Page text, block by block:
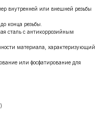
внутренней или внешней резьбы
конца резьбы.
сталь с антикоррозийным
материала, характеризующий
или фосфатирование для